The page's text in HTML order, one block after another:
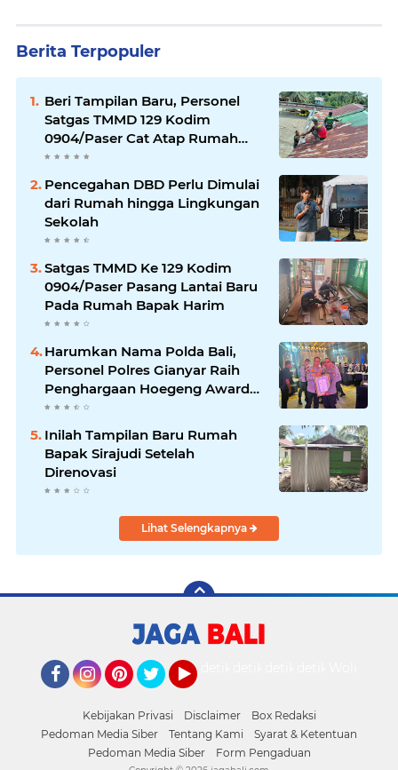
Berita Terpopuler
Beri Tampilan Baru, Personel
Satgas TMMD 129 Kodim
0904/Paser Cat Atap Rumah
Marbot
Pencegahan DBD Perlu Dimulai
dari Rumah hingga Lingkungan
Sekolah
Satgas TMMD Ke 129 Kodim
0904/Paser Pasang Lantai Baru
Pada Rumah Bapak Harim
Harumkan Nama Polda Bali,
Personel Polres Gianyar Raih
Penghargaan Hoegeng Awards
2026
Inilah Tampilan Baru Rumah
Bapak Sirajudi Setelah
Direnovasi
Lihat Selengkapnya
Kebijakan Privasi Disclaimer
Box Redaksi
Pedoman Media Siber
Tentang Kami
Syarat & Ketentuan
Pedoman Media Siber
Form Pengaduan